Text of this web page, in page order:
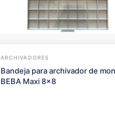
ARCHIVADORES
Bandeja para archivador de
BEBA Maxi 8x8